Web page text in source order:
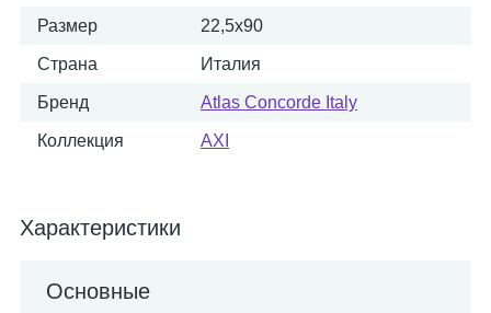
Размер 22,5x90
Страна Италия
Бренд Atlas Concorde Italy
Коллекция AXI
Характеристики
Основные